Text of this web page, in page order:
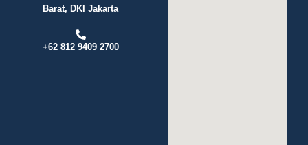
Barat, DKI Jakarta
+62 812 9409 2700